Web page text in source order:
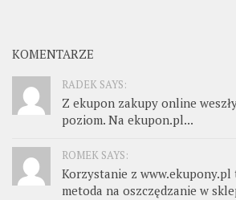
KOMENTARZE
RADEK SAYS:
Z ekupon zakupy online
poziom. Na ekupon.pl...
ROMEK SAYS:
Korzystanie z
metoda na oszczędzanie w